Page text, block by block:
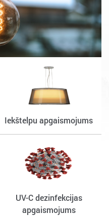
Iekštelpu apgaismojums
UV-C dezinfekcijas
apgaismojums